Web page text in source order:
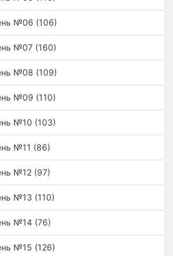
№06 (106)
№07 (160)
№08 (109)
№09 (110)
№10 (103)
№11 (86)
№12 (97)
№13 (110)
№14 (76)
№15 (126)